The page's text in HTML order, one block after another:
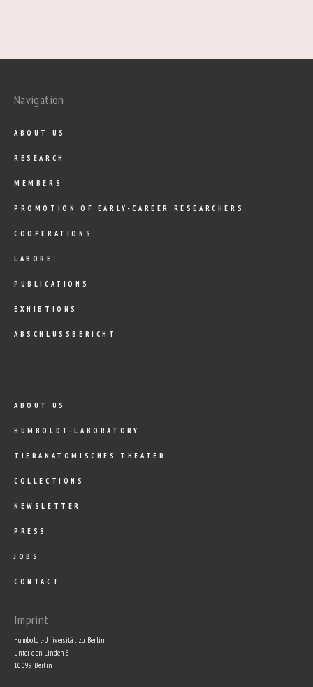
Navigation
ABOUT US
RESEARCH
MEMBERS
PROMOTION OF EARLY-CAREER RESEARCHERS
COOPERATIONS
LABORE
PUBLICATIONS
EXHIBTIONS
ABSCHLUSSBERICHT
ABOUT US
HUMBOLDT-LABORATORY
TIERANATOMISCHES THEATER
COLLECTIONS
NEWSLETTER
PRESS
JOBS
CONTACT
Imprint
Humboldt-Universität zu Berlin
Unter den Linden 6
10099 Berlin